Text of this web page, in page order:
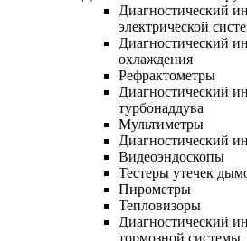
Диагностический
электрической
Диагностический
охлаждения
Рефрактометры
Диагностический
турбонаддува
Мультиметры
Диагностический
Видеоэндоскопы
Тестеры утечек
Пирометры
Тепловизоры
Диагностический